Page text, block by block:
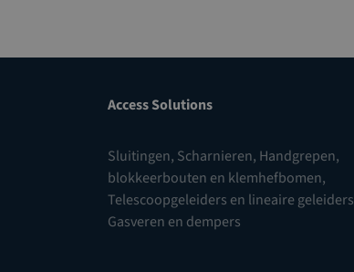
Access Solutions
Sluitingen, Scharnieren, Handgrepen,
blokkeerbouten en klemhefbomen,
Telescoopgeleiders en lineaire geleiders
Gasveren en dempers